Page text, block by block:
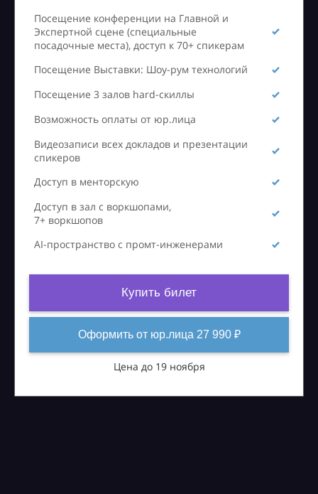
Посещение конференции на Главной и
Экспертной сцене (специальные
посадочные места), доступ к 70+ спикерам
Посещение Выставки: Шоу-рум технологий
Посещение 3 залов hard-скиллы
Возможность оплаты от юр.лица
Видеозаписи всех докладов и презентации
спикеров
Доступ в менторскую
Доступ в зал с воркшопами,
7+ воркшопов
AI-пространство с промт-инженерами
Купить билет
Оформить от юр.лица 27 990 ₽
Цена до 19 ноября